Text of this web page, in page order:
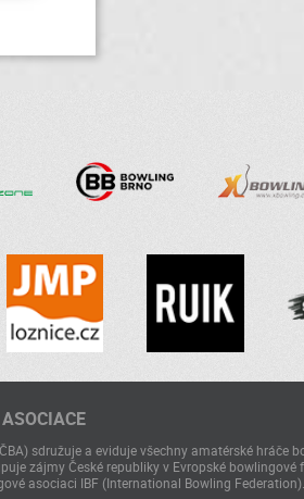
sdružuje a eviduje všechny amatérské hráče
zájmy České republiky v Evropské bowlingové
asociaci IBF (International Bowling Federation).